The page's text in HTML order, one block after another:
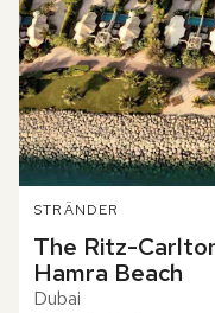
STRÄNDER
The Ritz-
Hamra Beach
Dubai